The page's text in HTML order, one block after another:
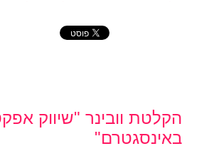
הקלטת וובינר "שיווק
באינסגטרם"